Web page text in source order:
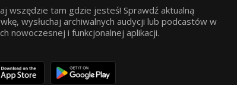
wszędzie tam gdzie jesteś! Sprawdź aktualną
wysłuchaj archiwalnych audycji lub podcastów w
nowoczesnej i funkcjonalnej aplikacji.